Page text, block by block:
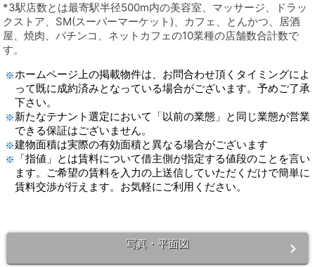
*3駅店数とは最寄駅半径500m内の美容室、マッサージ、ドラッ
クストア、SM(スーパーマーケット)、カフェ、とんかつ、居酒
屋、焼肉、パチンコ、ネットカフェの10業種の店舗数合計数で
す。
ホームページ上の掲載物件は、お問合わせ頂くタイミングによ
って既に成約済みとなっている場合がございます。予めご了承
下さい。
新たなテナント選定において「以前の業態」と同じ業態が営業
できる保証はございません。
建物面積は実際の有効面積と異なる場合がございます
「指値」とは賃料について借主側が指定する値段のことを言い
ます。ご希望の賃料を入力の上送信していただくだけで簡単に
賃料交渉が行えます。お気軽にご利用ください。
写真・平面図